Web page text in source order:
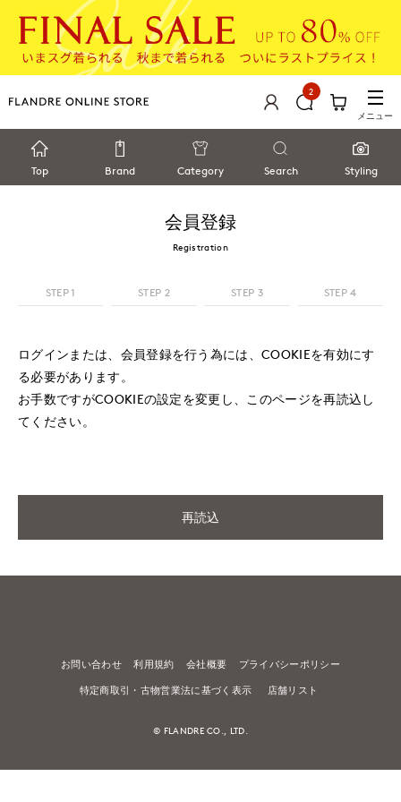
2
メニュー
Top Brand Category Search Styling
会員登録
Registration
STEP 1 STEP 2 STEP 3 STEP 4
ログインまたは、会員登録を行う為には、COOKIEを有効にす
る必要があります。
お手数ですがCOOKIEの設定を変更し、このページを再読込し
てください。
再読込
お問い合わせ 利用規約 会社概要 プライバシーポリシー
特定商取引・古物営業法に基づく表示 店舗リスト
© FLANDRE CO., LTD.